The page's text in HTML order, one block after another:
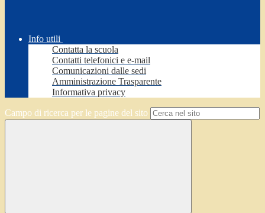
Info utili
Contatta la scuola
Contatti telefonici e e-mail
Comunicazioni dalle sedi
Amministrazione Trasparente
Informativa privacy
Campo di ricerca per le pagine del sito